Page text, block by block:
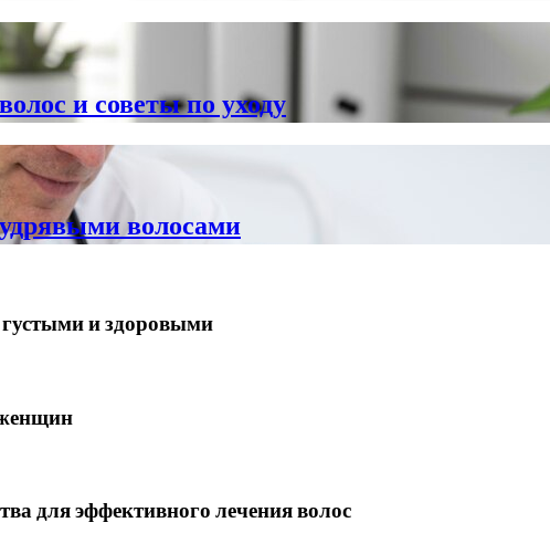
и советы по уходу
волосами
и здоровыми
для эффективного лечения волос